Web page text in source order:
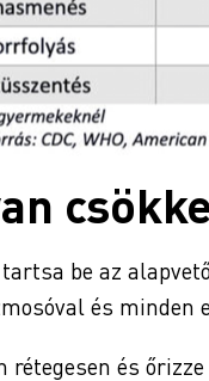
be az
és minden
rétegesen és